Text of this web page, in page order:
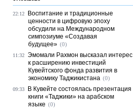
22:12
Воспитание и традиционные
ценности в цифровую эпоху
обсудили на Международном
симпозиуме «Создавая
будущее» (0)
11:32 Эмомали Рахмон высказал интерес
к расширению инвестиций
Кувейтского фонда развития в
экономику Таджикистана (0)
09:33
В Кувейте состоялась презентация
книги «Таджики» на арабском
языке (0)